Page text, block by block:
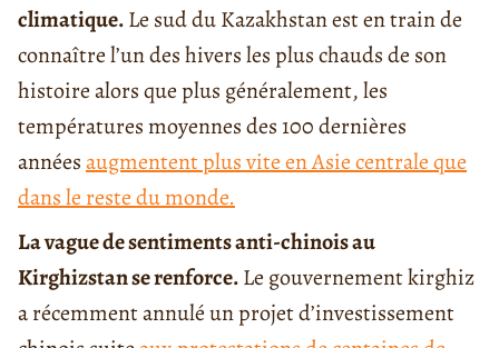
climatique.Le sud du Kazakhstan est en train de
connaître l’un des hivers les plus chauds de son
histoire alors que plus généralement, les
températures moyennes des 100 dernières
annéesaugmentent plus vite en Asie centrale que
dans le reste du monde.
La vague de sentiments anti-chinois au
Kirghizstan se renforce.Le gouvernement kirghiz
a récemment annulé un projet d’investissement